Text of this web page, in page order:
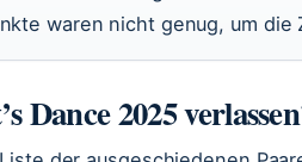
waren nicht genug, um die
Dance 2025